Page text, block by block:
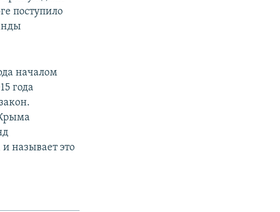
поступило
началом
года
называет это